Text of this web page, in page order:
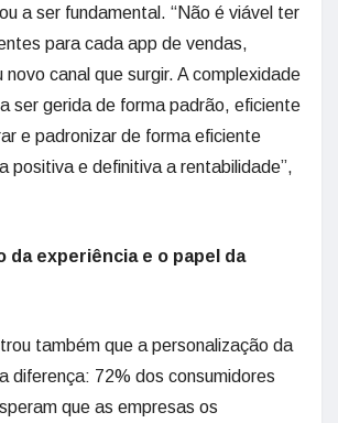
a ser fundamental. “Não é viável ter
para cada app de vendas,
canal que surgir. A complexidade
ser gerida de forma padrão, eficiente
e padronizar de forma eficiente
positiva e definitiva a rentabilidade”,
da experiência e o papel da
também que a personalização da
diferença: 72% dos consumidores
que as empresas os